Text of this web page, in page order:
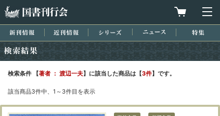
買物カゴを
新刊情報 近刊情報 シリーズ ニュース
検索条件 【著者 ： 渡辺一夫】に該当した商品は【3件】です。
該当商品3件中、1～3件目を表示